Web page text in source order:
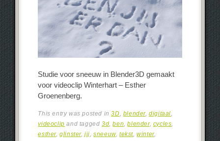
Studie voor sneeuw in Blender3D gemaakt
voor videoclip Winterhart – Esther
Groenenberg.
This entry was posted in3D blender,digitaal
videoclip and tagged3d ,ben ,blender, cycles
esther,glinster,jij ,sneeuw,tekst ,winter,